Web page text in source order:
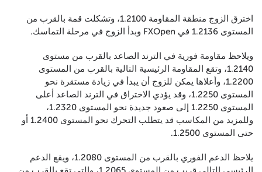
اخترق الزوج منطقة المقاومة 1.2100، وتشكلت قمة بالقرب من
المستوى 1.2136 في FXOpen وبدأ الزوج في مرحلة التماسك.
ويلاحظ مقاومة فورية في الترند الصاعد بالقرب من مستوى
1.2140، وتقع المقاومة الرئيسية التالية بالقرب من المستوى
1.2200، وأعلاها يمكن للزوج أن يبدأ في زيادة مستقرة نحو
المستوى 1.2250، وقد يؤدي الاختراق في الترند الصاعد أعلى
المستوى 1.2250 إلى صعود جديدة نحو المستوى 1.2320،
وللمزيد من المكاسب قد يتطلب التحرك نحو المستوى 1.2400 أو
حتى المستوى 1.2500.
يلاحظ الدعم الفوري بالقرب من المستوى 1.2080، ويقع الدعم